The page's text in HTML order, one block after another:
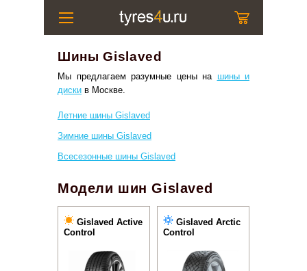
Шины Gislaved
Мы предлагаем разумные цены на шины и
диски в Москве.
Летние шины Gislaved
Зимние шины Gislaved
Всесезонные шины Gislaved
Модели шин Gislaved
Gislaved Active
Control
Gislaved Arctic
Control